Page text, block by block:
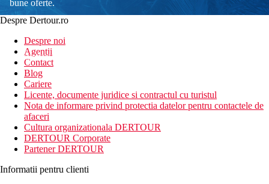
bune oferte.
newsletter!
Despre Dertour.ro
Despre noi
Agentii
Contact
Blog
Cariere
Licente, documente juridice si contractul cu turistul
Nota de informare privind protectia datelor pentru contactele de
afaceri
Cultura organizationala DERTOUR
DERTOUR Corporate
Partener DERTOUR
Informatii pentru clienti